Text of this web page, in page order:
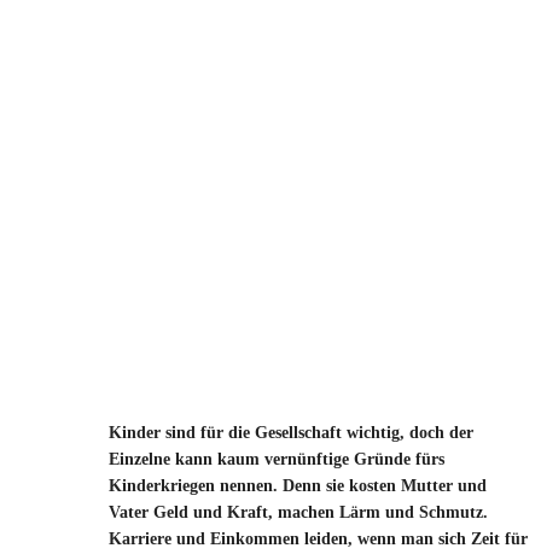
Kinder sind für die Gesellschaft wichtig, doch der
Einzelne kann kaum vernünftige Gründe fürs
Kinderkriegen nennen. Denn sie kosten Mutter und
Vater Geld und Kraft, machen Lärm und Schmutz.
Karriere und Einkommen leiden, wenn man sich Zeit für